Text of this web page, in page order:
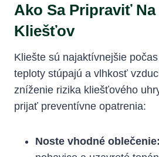
Ako Sa​ Pripraviť Na​
Kliešťov
Kliešte⁤ sú najaktívnejšie
teploty stúpajú a vlhkosť
zníženie rizika kliešťového
prijať preventívne opatrenia:
Noste vhodné oblečenie: